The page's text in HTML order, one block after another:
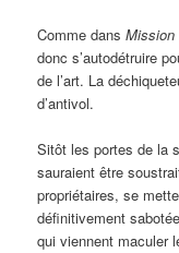
Comme dansMission
donc s’autodétruire
de l’art. La
d’antivol.
Sitôt les portes de la
sauraient être
propriétaires, se
définitivement
qui viennent maculer